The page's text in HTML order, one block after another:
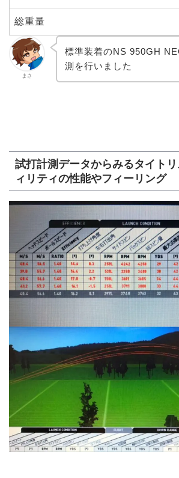
総重量
まさ
標準装着のNS 950GH
測を行いました
試打計測データからみるタイト
ィリティの性能やフィーリング